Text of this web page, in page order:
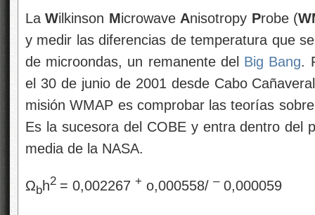
LaWilkinson MicrowaveAnisotropy Probe (
y medir las diferencias de temperatura que
de microondas, un remanente del Big Bang.
el 30 de junio de 2001 desde Cabo
misión WMAP es comprobar las teorías
Es la sucesora del COBE y entra dentro del
media de la NASA.
Ωbh2 = 0,002267 + o,000558/ –0,000059